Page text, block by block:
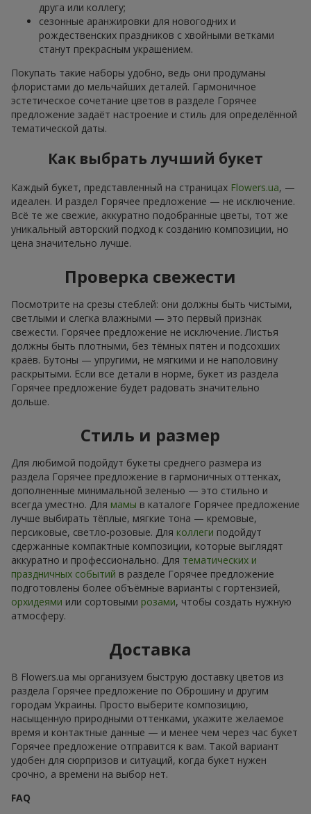
друга или коллегу;
сезонные аранжировки для новогодних и
рождественских праздников с хвойными ветками
станут прекрасным украшением.
Покупать такие наборы удобно, ведь они продуманы
флористами до мельчайших деталей. Гармоничное
эстетическое сочетание цветов в разделе Горячее
предложение задаёт настроение и стиль для определённой
тематической даты.
Как выбрать лучший букет
Каждый букет, представленный на страницах Flowers.ua, —
идеален. И раздел Горячее предложение — не исключение.
Всё те же свежие, аккуратно подобранные цветы, тот же
уникальный авторский подход к созданию композиции, но
цена значительно лучше.
Проверка свежести
Посмотрите на срезы стеблей: они должны быть чистыми,
светлыми и слегка влажными — это первый признак
свежести. Горячее предложение не исключение. Листья
должны быть плотными, без тёмных пятен и подсохших
краёв. Бутоны — упругими, не мягкими и не наполовину
раскрытыми. Если все детали в норме, букет из раздела
Горячее предложение будет радовать значительно
дольше.
Стиль и размер
Для любимой подойдут букеты среднего размера из
раздела Горячее предложение в гармоничных оттенках,
дополненные минимальной зеленью — это стильно и
всегда уместно. Для мамы в каталоге Горячее предложение
лучше выбирать тёплые, мягкие тона — кремовые,
персиковые, светло-розовые. Для коллеги подойдут
сдержанные компактные композиции, которые выглядят
аккуратно и профессионально. Для тематических и
праздничных событий в разделе Горячее предложение
подготовлены более объёмные варианты с гортензией,
орхидеями или сортовыми розами, чтобы создать нужную
атмосферу.
Доставка
В Flowers.ua мы организуем быструю доставку цветов из
раздела Горячее предложение по Оброшину и другим
городам Украины. Просто выберите композицию,
насыщенную природными оттенками, укажите желаемое
время и контактные данные — и менее чем через час букет
Горячее предложение отправится к вам. Такой вариант
удобен для сюрпризов и ситуаций, когда букет нужен
срочно, а времени на выбор нет.
FAQ